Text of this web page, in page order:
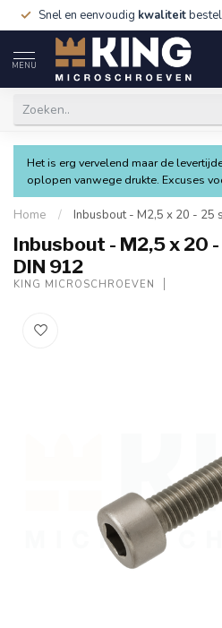
Snel en eenvoudig kwaliteit
MENU
Het is erg vervelend maar de
oplopen vanwege drukte. Excuses
Home / Inbusbout - M2,5 x 20 - 25
Inbusbout - M2,5 x 20
DIN 912
KING MICROSCHROEVEN